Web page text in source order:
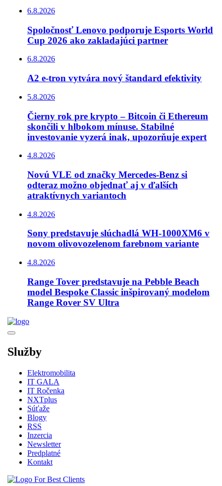
6.8.2026
Spoločnosť Lenovo podporuje Esports World
Cup 2026 ako zakladajúci partner
6.8.2026
A2 e-tron vytvára nový štandard efektivity
5.8.2026
Čierny rok pre krypto – Bitcoin či Ethereum
skončili v hlbokom mínuse. Stabilné
investovanie vyzerá inak, upozorňuje expert
4.8.2026
Novú VLE od značky Mercedes-Benz si
odteraz možno objednať aj v ďalších
atraktívnych variantoch
4.8.2026
Sony predstavuje slúchadlá WH-1000XM6 v
novom olivovozelenom farebnom variante
4.8.2026
Range Tover predstavuje na Pebble Beach
model Bespoke Classic inšpirovaný modelom
Range Rover SV Ultra
Služby
Elektromobilita
IT GALA
IT Ročenka
NXTplus
Súťaže
Blogy
RSS
Inzercia
Newsletter
Predplatné
Kontakt